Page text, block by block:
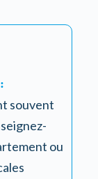
souvent
ou